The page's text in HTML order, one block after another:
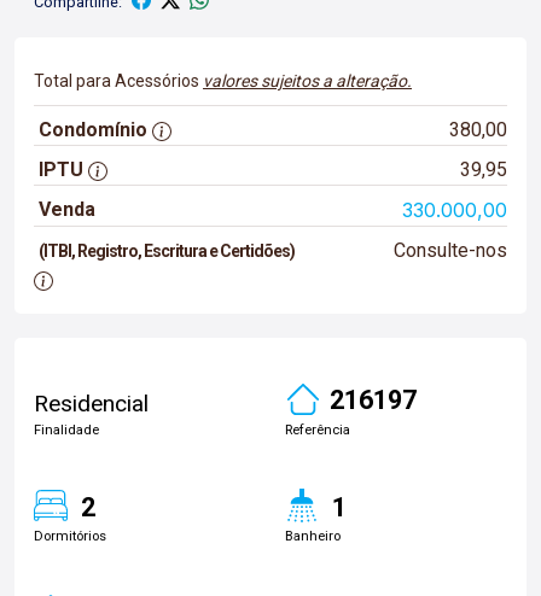
Total para Acessórios valores sujeitos a alteração.
Condomínio
380,00
IPTU
39,95
Venda
330.000,00
(ITBI, Registro, Escritura e Certidões) Consulte-nos
Residencial
Finalidade
216197
Referência
2
Dormitórios
1
Banheiro